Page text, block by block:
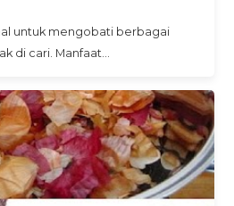
untuk mengobati berbagai
di cari. Manfaat…